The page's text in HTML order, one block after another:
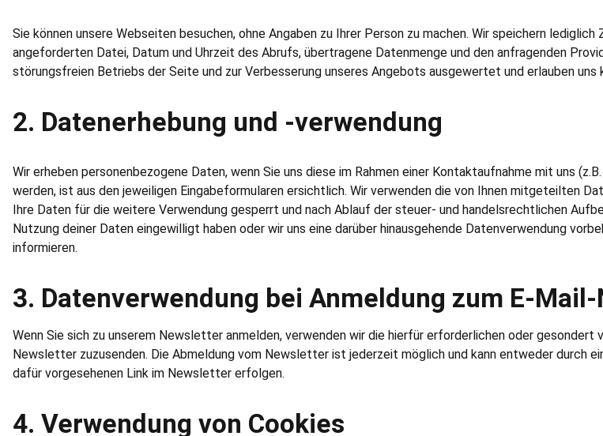
Sie können unsere Webseiten besuchen, ohne Angaben zu Ihrer Person zu machen. Wir speichern
angeforderten Datei, Datum und Uhrzeit des Abrufs, übertragene Datenmenge und den anfragenden
störungsfreien Betriebs der Seite und zur Verbesserung unseres Angebots ausgewertet und erlauben uns
2. Datenerhebung und -verwendung
Wir erheben personenbezogene Daten, wenn Sie uns diese im Rahmen einer Kontaktaufnahme mit uns
werden, ist aus den jeweiligen Eingabeformularen ersichtlich. Wir verwenden die von Ihnen mitgeteilten
Ihre Daten für die weitere Verwendung gesperrt und nach Ablauf der steuer- und handelsrechtlichen
Nutzung deiner Daten eingewilligt haben oder wir uns eine darüber hinausgehende Datenverwendung
informieren.
3. Datenverwendung bei Anmeldung zum E-
Wenn Sie sich zu unserem Newsletter anmelden, verwenden wir die hierfür erforderlichen oder
Newsletter zuzusenden. Die Abmeldung vom Newsletter ist jederzeit möglich und kann entweder durch
dafür vorgesehenen Link im Newsletter erfolgen.
4. Verwendung von Cookies